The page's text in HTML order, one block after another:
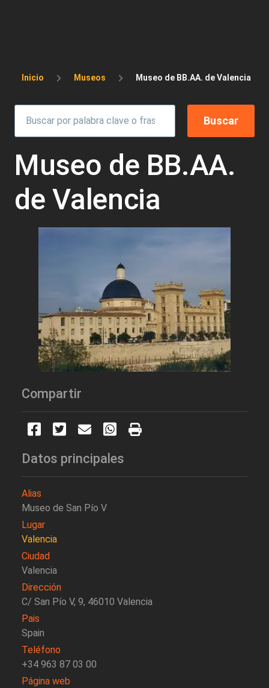
Sobrescribir enlaces de ayuda a la
Inicio Museos Museo de BB.AA. de Valencia
Museo de BB.AA.
de Valencia
Compartir
Datos principales
Alias
Museo de San Pío V
Lugar
Valencia
Ciudad
Valencia
Dirección
C/ San Pío V, 9, 46010 Valencia
Pais
Spain
Teléfono
+34 963 87 03 00
Página web